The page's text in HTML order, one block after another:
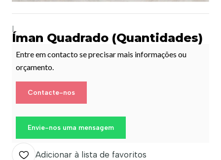
Íman Quadrado (Quantidades)
Entre em contacto se precisar mais informações ou
orçamento.
Contacte-nos
Envie-nos uma mensagem
Adicionar à lista de favoritos